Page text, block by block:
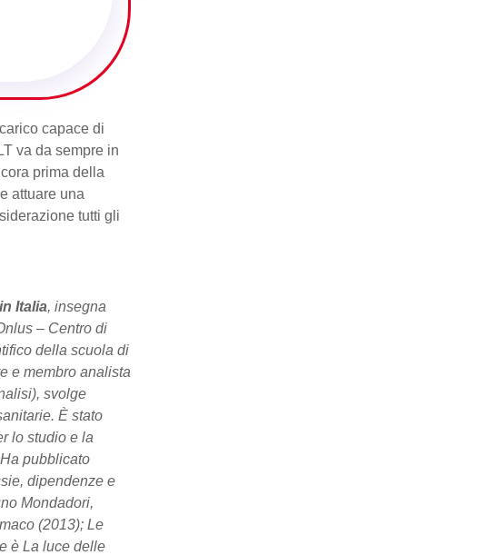
capace di
va da sempre in
prima della
attuare una
tutti gli
Italia, insegna
– Centro di
della scuola di
e membro analista
svolge
È stato
lo studio e la
pubblicato
dipendenze e
Mondadori,
(2013); Le
è La luce delle